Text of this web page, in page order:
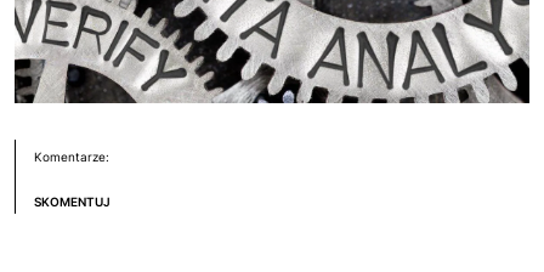
Komentarze:
SKOMENTUJ